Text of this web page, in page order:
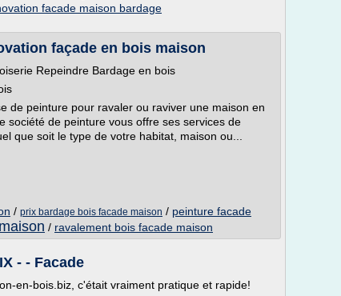
facade maison bardage
façade en bois maison
Repeindre Bardage en bois
de peinture pour ravaler ou raviver une maison en
société de peinture vous offre ses services de
que soit le type de votre habitat, maison ou...
/ prix bardage bois facade maison / peinture facade
/ ravalement bois facade maison
- - Facade
en-bois.biz, c'était vraiment pratique et rapide!